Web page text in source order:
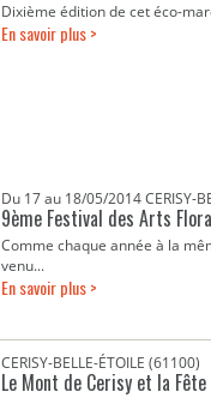
Dixième édition de cet éco-
En savoir plus >
Du 17 au 18/05/2014 CERISY-
9ème Festival des Arts
Comme chaque année à la
venu...
En savoir plus >
CERISY-BELLE-ÉTOILE (61100)
Le Mont de Cerisy et la